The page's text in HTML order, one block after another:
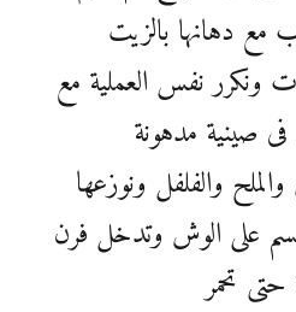
مع دهانها بالزيت
ونكرر نفس العملية مع
صينية مدهونة
والفلفل ونوزعها
على الوش وتدخل فرن